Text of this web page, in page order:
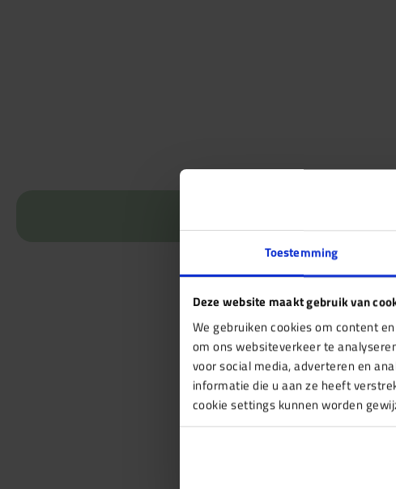
Toestemming
Deze website maakt gebruik van
We gebruiken cookies om content
om ons websiteverkeer te
voor social media, adverteren en
informatie die u aan ze heeft
cookie settings kunnen worden